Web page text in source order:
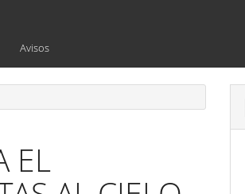
Avisos
EL